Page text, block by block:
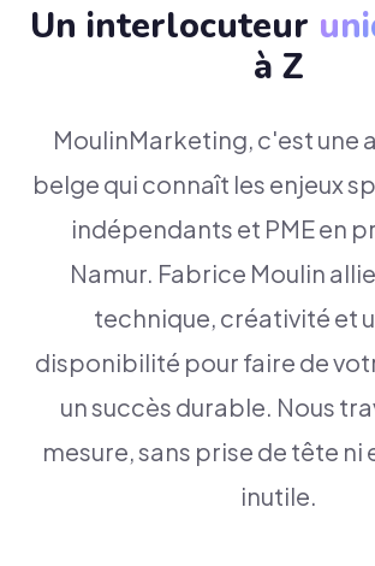
Un interlocuteur
à Z
MoulinMarketing, c'est une
belge qui connaît les enjeux
indépendants et PME en
Namur. Fabrice Moulin
technique, créativité et
disponibilité pour faire de
un succès durable. Nous
mesure, sans prise de tête
inutile.